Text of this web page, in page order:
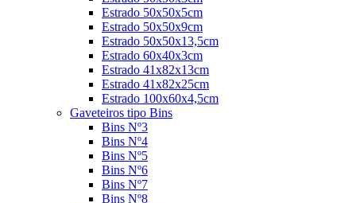
Estrado 50x50x5cm
Estrado 50x50x9cm
Estrado 50x50x13,5cm
Estrado 60x40x3cm
Estrado 41x82x13cm
Estrado 41x82x25cm
Estrado 100x60x4,5cm
Gaveteiros tipo Bins
Bins Nº3
Bins Nº4
Bins Nº5
Bins Nº6
Bins Nº7
Bins Nº8